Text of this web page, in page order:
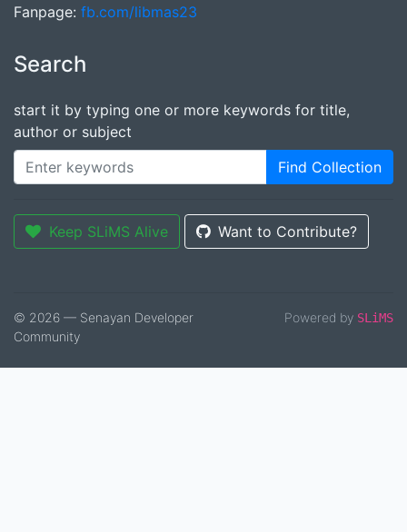
Fanpage: fb.com/libmas23
Search
start it by typing one or more keywords for title,
author or subject
Find Collection
Keep SLiMS Alive Want to Contribute?
© 2026 — Senayan Developer
Community
Powered by SLiMS